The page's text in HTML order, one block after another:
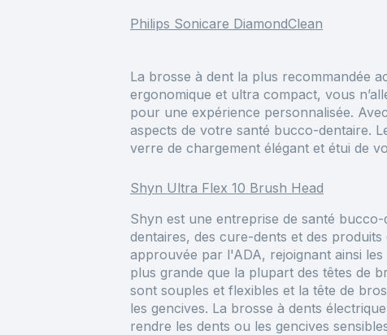
Philips Sonicare DiamondClean
La brosse à dent la plus recommandée
ergonomique et ultra compact, vous
pour une expérience personnalisée.
aspects de votre santé bucco-dentaire.
verre de chargement élégant et étui de
Shyn Ultra Flex 10 Brush Head
Shyn est une entreprise de santé
dentaires, des cure-dents et des
approuvée par l'ADA, rejoignant ainsi
plus grande que la plupart des têtes de
sont souples et flexibles et la tête de
les gencives. La brosse à dents
rendre les dents ou les gencives